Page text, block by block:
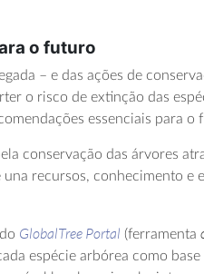
o futuro
– e das ações de
o risco de extinção das
essenciais para o
conservação das árvores
recursos, conhecimento e
GlobalTree Portal (ferramenta
espécie arbórea como